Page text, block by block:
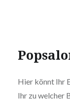
Hier könnt Ihr
Ihr zu welcher